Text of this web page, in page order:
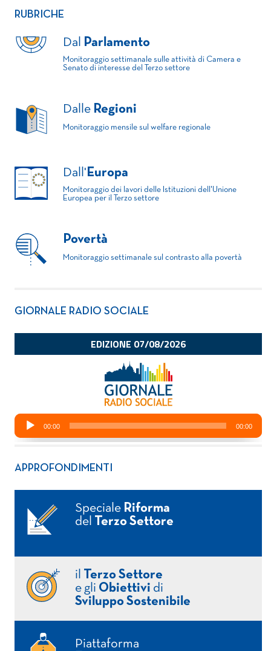
RUBRICHE
Dal Parlamento
Monitoraggio settimanale sulle attività di Camera e
Senato di interesse del Terzo settore
Dalle Regioni
Monitoraggio mensile sul welfare regionale
Dall' Europa
Monitoraggio dei lavori delle Istituzioni dell'Unione
Europea per il Terzo settore
Povertà
Monitoraggio settimanale sul contrasto alla povertà
GIORNALE RADIO SOCIALE
APPROFONDIMENTI
Speciale Riforma
del
Terzo Settore
il
Terzo Settore
e gli Obiettivi di
Sviluppo Sostenibile
Piattaforma